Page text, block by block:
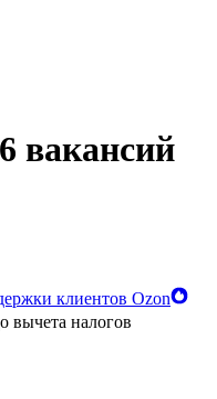
вакансий
клиентов Ozon
вычета налогов